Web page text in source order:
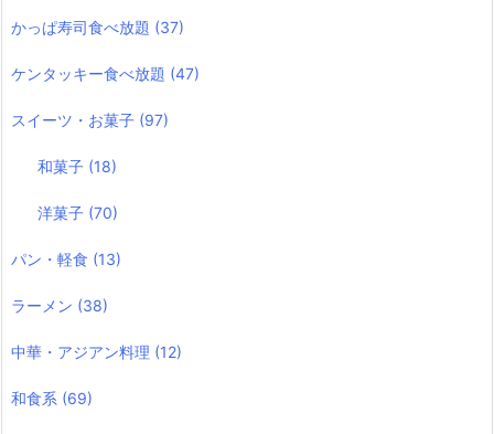
かっぱ寿司食べ放題 (37)
ケンタッキー食べ放題 (47)
スイーツ・お菓子 (97)
和菓子 (18)
洋菓子 (70)
パン・軽食 (13)
ラーメン (38)
中華・アジアン料理 (12)
和食系 (69)